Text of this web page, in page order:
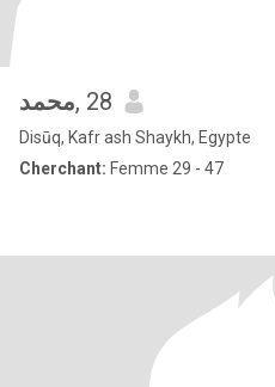
محمد, 28
Disūq, Kafr ash Shaykh, Egypte
Cherchant: Femme 29 - 47